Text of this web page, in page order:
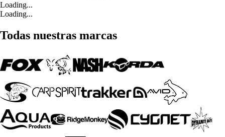
Loading...
Loading...
Todas nuestras marcas